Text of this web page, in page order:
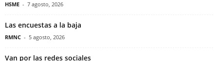
HSME - 7 agosto, 2026
Las encuestas a la baja
RMNC - 5 agosto, 2026
Van por las redes sociales